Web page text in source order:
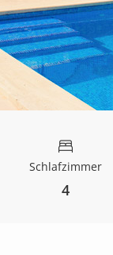
Schlafzimmer
4